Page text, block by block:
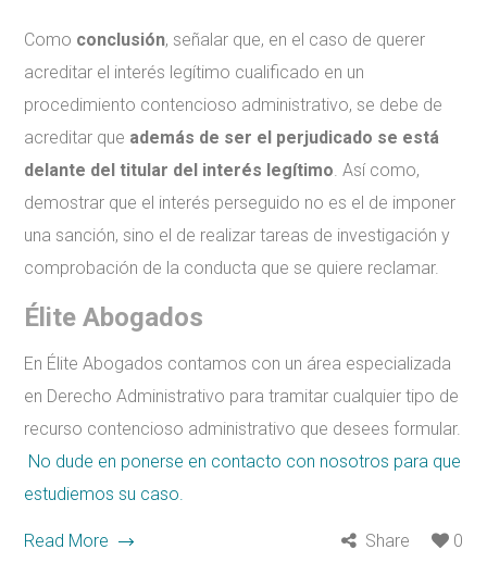
Como conclusión, señalar que, en el caso de querer
acreditar el interés legítimo cualificado en un
procedimiento contencioso administrativo, se debe de
acreditar que además de ser el perjudicado se está
delante del titular del interés legítimo . Así como,
demostrar que el interés perseguido no es el de imponer
una sanción, sino el de realizar tareas de investigación y
comprobación de la conducta que se quiere reclamar.
Élite Abogados
En Élite Abogados contamos con un área especializada
en Derecho Administrativo para tramitar cualquier tipo de
recurso contencioso administrativo que desees formular.
No dude en ponerse en contacto con nosotros para que
estudiemos su caso.
Read More Share 0